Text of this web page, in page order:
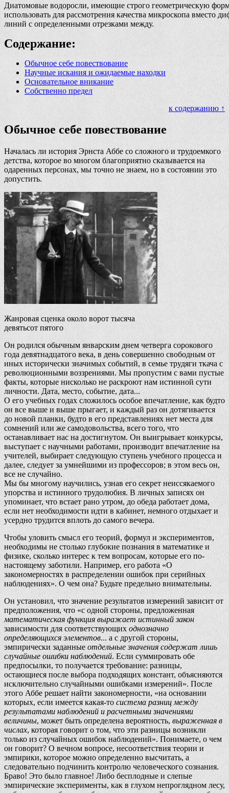
Диатомовые водоросли, имеющие строго геометрическую
использовать для рассмотрения качества микроскопа
линий с определенными отрезками между.
Содержание:
Обычное себе повествование
Научные искания и ожидаемые находки
Основательное вникание
Собственно предел
к содержанию ↑
Обычное себе повествование
Началась ли история Эрнста Аббе со сложного и трудоемкого
детства, которое во многом благоприятно сказывается на
одаренных персонах, мы точно не знаем, но в состоянии это
допустить.
Жанровая сценка около ворот тысяча
девятьсот пятого
Он родился обычным январским днем четверга сорокового
года девятнадцатого века, в день совершенно свободным от
иных исторически значимых событий, в семье трудяги ткача с
революционными воззрениями. Мы пропустим с вами пустые
факты, которые нисколько не раскроют нам истинной сути
личности. Дата, место, событие, дата...
О его учебных годах сложилось особое впечатление, как будто
он все выше и выше прыгает, и каждый раз он дотягивается
до новой планки, будто в его представлениях нет места для
сомнений или же самодовольства, всего того, что
останавливает нас на достигнутом. Он выигрывает конкурсы,
выступает с научными работами, производит впечатление на
учителей, выбирает следующую ступень учебного процесса и
далее, следует за умнейшими из профессоров; в этом весь он,
все не случайно.
Мы бы многому научились, узнав его секрет неиссякаемого
упорства и истинного трудолюбия. В личных записях он
упоминает, что встает рано утром, до обеда работает дома,
если нет необходимости идти в кабинет, немного отдыхает и
усердно трудится вплоть до самого вечера.
Чтобы уловить смысл его теорий, формул и экспериментов,
необходимы не столько глубокие познания в математике и
физике, сколько интерес к тем вопросам, которые его по-
настоящему заботили. Например, его работа «О
закономерностях в распределении ошибок при серийных
наблюдениях». О чем она? Будьте предельно внимательны.
Он установил, что значение результатов измерений зависит от
предположения, что «с одной стороны, предложенная
математическая функция выражает истинный закон
зависимости для соответствующих однозначно
определяющихся элементов... а с другой стороны,
эмпирически заданные отдельные значения содержат лишь
случайные ошибки наблюдений. Если суммировать обе
предпосылки, то получается требование: разницы,
остающиеся после выбора подходящих констант, объясняются
исключительно случайными ошибками измерений». После
этого Аббе решает найти закономерности, «на основании
которых, если имеется какая-то система разниц между
результатами наблюдений и расчетными значениями
величины, может быть определена вероятность, выраженная в
числах, которая говорит о том, что эти разницы возникли
только из случайных ошибок наблюдений». Понимаете, о чем
он говорит? О вечном вопросе, несоответствия теории и
эмпирики, которое можно определенно высчитать, а
следовательно подчинить контролю человеческого сознания.
Браво! Это было главное! Либо бесплодные и слепые
эмпирические эксперименты, как в глухом непроглядном лесу,